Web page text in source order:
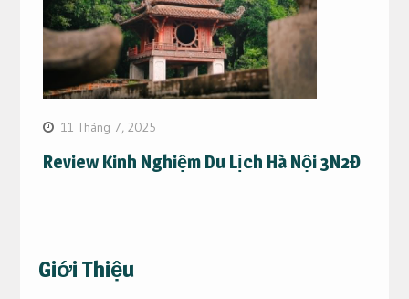
11 Tháng 7, 2025
Review Kinh Nghiệm Du Lịch Hà Nội 3N2Đ
Giới Thiệu